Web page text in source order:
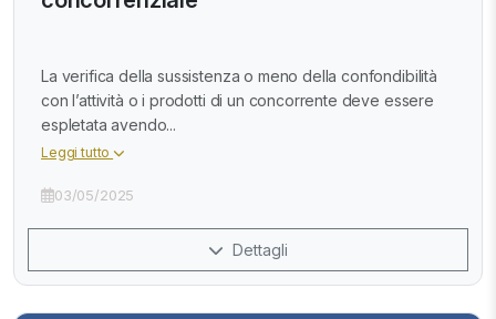
La verifica della sussistenza o meno della confondibilità
con l’attività o i prodotti di un concorrente deve essere
espletata avendo...
Leggi tutto
03/05/2025
Dettagli